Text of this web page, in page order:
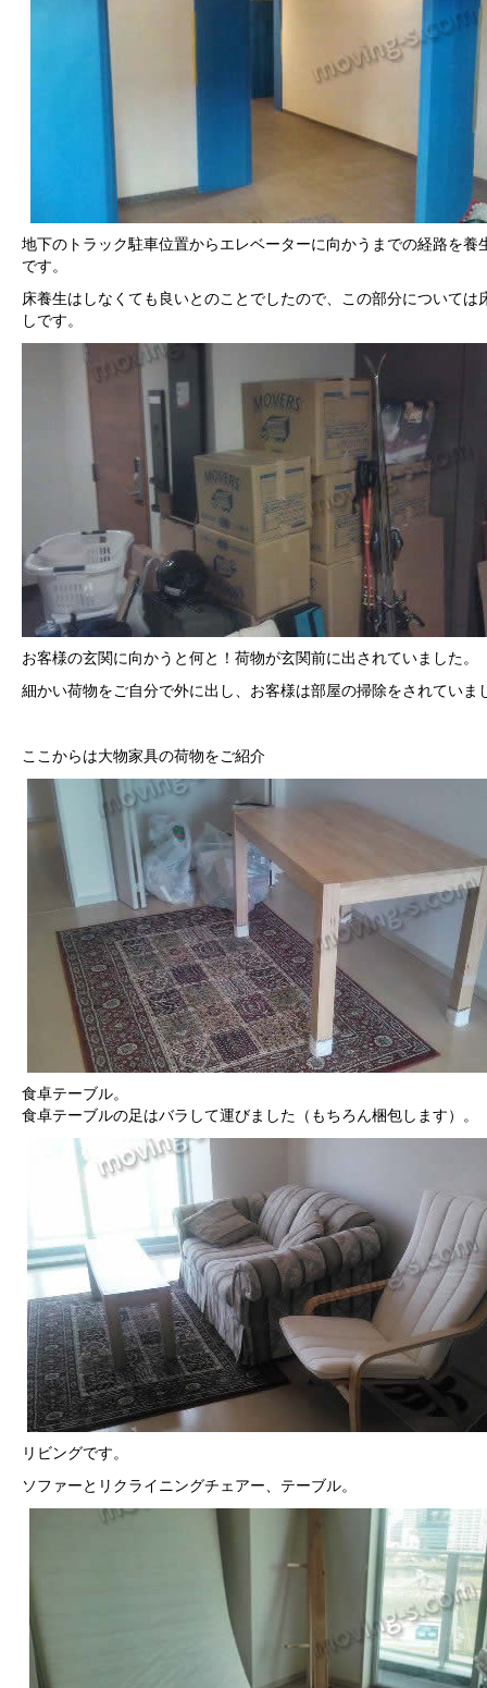
地下のトラック駐車位置からエレベーターに向かうまでの経路を養
です。
床養生はしなくても良いとのことでしたので、この部分については
しです。
お客様の玄関に向かうと何と！荷物が玄関前に出されていました。
細かい荷物をご自分で外に出し、お客様は部屋の掃除をされていま
ここからは大物家具の荷物をご紹介
食卓テーブル。
食卓テーブルの足はバラして運びました（もちろん梱包します）。
リビングです。
ソファーとリクライニングチェアー、テーブル。